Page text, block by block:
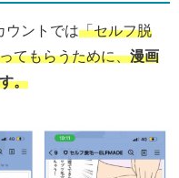
ウントでは「セルフ脱
てもらうために、漫画
。